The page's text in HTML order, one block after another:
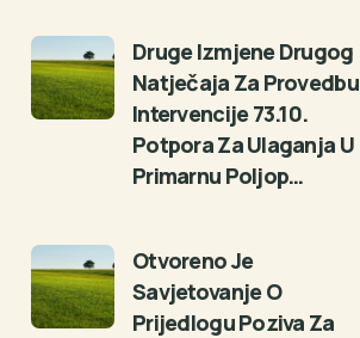
Druge Izmjene Drugog
Natječaja Za Provedbu
Intervencije 73.10.
Potpora Za Ulaganja U
Primarnu Poljop…
Otvoreno Je
Savjetovanje O
Prijedlogu Poziva Za